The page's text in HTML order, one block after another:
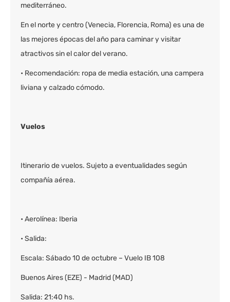
mediterráneo.
En el norte y centro (Venecia, Florencia, Roma) es una de
las mejores épocas del año para caminar y visitar
atractivos sin el calor del verano.
• Recomendación: ropa de media estación, una campera
liviana y calzado cómodo.
Vuelos
Itinerario de vuelos. Sujeto a eventualidades según
compañía aérea.
• Aerolínea: Iberia
• Salida:
Escala: Sábado 10 de octubre – Vuelo IB 108
Buenos Aires (EZE) - Madrid (MAD)
Salida: 21:40 hs.